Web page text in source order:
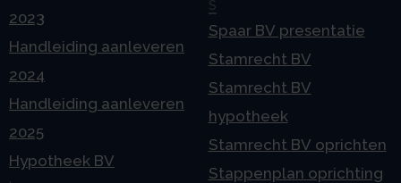
2023
Handleiding aanleveren
2024
Handleiding aanleveren
2025
Hypotheek BV
S
Spaar BV presentatie
Stamrecht BV
Stamrecht BV
hypotheek
Stamrecht BV oprichten
Stappenplan oprichting